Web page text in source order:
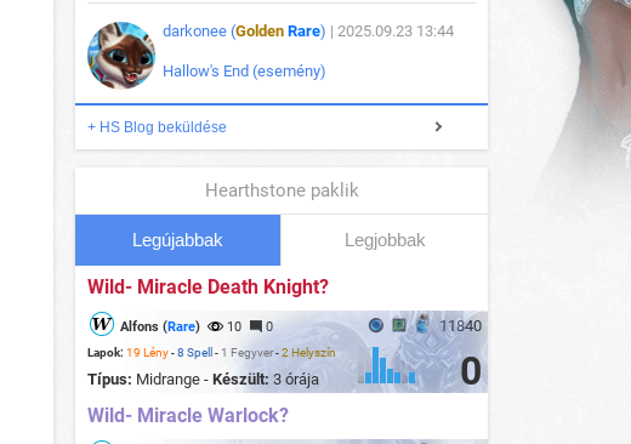
darkonee (Golden Rare) | 2025.09.23 13:44
Hallow's End (esemény)
+ HS Blog beküldése
Hearthstone paklik
Legújabbak Legjobbak
Wild- Miracle Death Knight?
11840
Alfons (Rare) 10 0
Lapok: 19 Lény-8 Spell - 1 Fegyver-2 Helyszín
Típus: Midrange - Készült: 3 órája 0
Wild- Miracle Warlock?